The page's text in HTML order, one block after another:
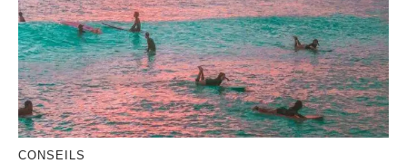
CONSEILS